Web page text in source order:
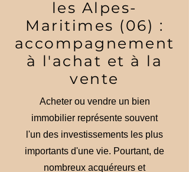
les Alpes-
Maritimes (06) :
accompagnement
à l'achat et à la
vente
Acheter ou vendre un bien
immobilier représente souvent
l'un des investissements les plus
importants d'une vie. Pourtant, de
nombreux acquéreurs et